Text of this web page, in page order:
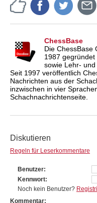
ChessBase
Die ChessBase
1987
sowie Lehr- und
Seit 1997 veröffentlich
Nachrichten aus der
inzwischen in vier
Schachnachrichtenseite.
Diskutieren
Regeln für Leserkommentare
Benutzer
Kennwort
Noch kein Benutzer?
Kommentar